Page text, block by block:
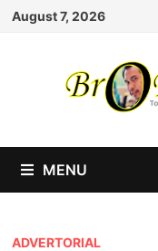
Skip
August 7, 2026
MENU
ADVERTORIAL